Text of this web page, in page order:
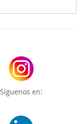
Síguenos en: